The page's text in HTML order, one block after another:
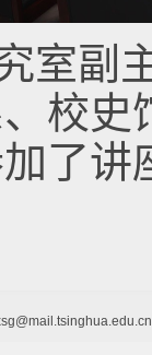
室副
校史
了